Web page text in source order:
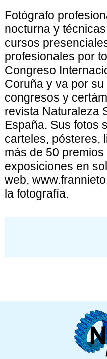
Fotógrafo
nocturna y
cursos
profesionales por
Congreso
Coruña y va por
congresos y
revista Naturaleza
España. Sus fotos
carteles, pósteres,
más de 50
exposiciones en
web,
la fotografía.